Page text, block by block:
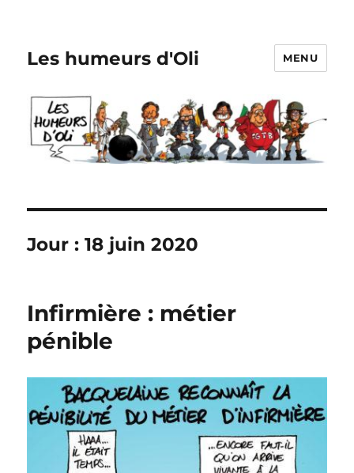
Les humeurs d'Oli MENU
Jour :18 juin 2020
Infirmière : métier
pénible